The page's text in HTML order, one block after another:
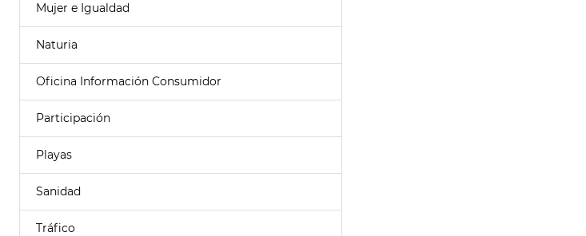
Mujer e Igualdad
Naturia
Oficina Información Consumidor
Participación
Playas
Sanidad
Tráfico